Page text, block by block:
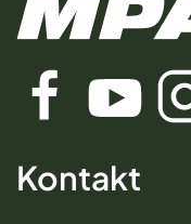
Kontakt